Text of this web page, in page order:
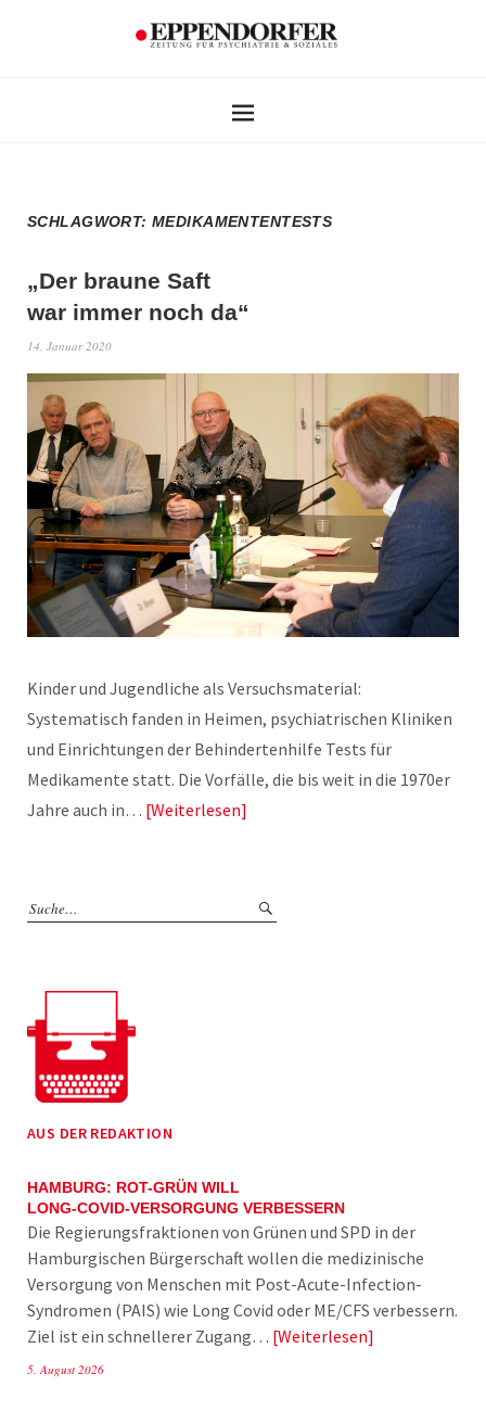
SCHLAGWORT:MEDIKAMENTENTESTS
„Der braune Saft
war immer noch da“
14. Januar 2020
Kinder und Jugendliche als Versuchsmaterial:
Systematisch fanden in Heimen, psychiatrischen Kliniken
und Einrichtungen der Behindertenhilfe Tests für
Medikamente statt. Die Vorfälle, die bis weit in die 1970er
Jahre auch in… Weiterlesen
AUS DER REDAKTION
HAMBURG: ROT-GRÜN WILL
LONG-COVID-VERSORGUNG VERBESSERN
Die Regierungsfraktionen von Grünen und SPD in der
Hamburgischen Bürgerschaft wollen die medizinische
Versorgung von Menschen mit Post-Acute-Infection-
Syndromen (PAIS) wie Long Covid oder ME/CFS verbessern.
Ziel ist ein schnellerer Zugang… Weiterlesen
5. August 2026